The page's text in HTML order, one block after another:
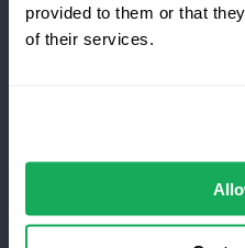
provided to them or that
of their services.
Numéro de TVA :
Conditions générales
Mention légale